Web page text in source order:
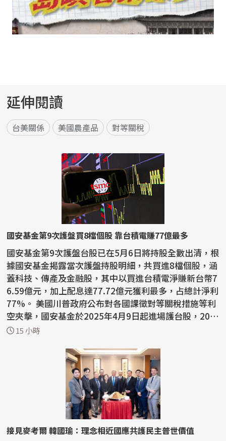
延伸閱讀
台美關係 美國農產品 對等關稅
國安基金第9次護盤買8檔個股 靠台積電賺77億最多
國安基金第9次護盤台股已在5月6日將持股全數出清，根
據國安基金揭露當次護盤持股明細，共買進8檔個股，涵
蓋科技、傳產及金融股，其中以買進台積電淨賺新台幣7
6.59億元，加上配息達77.72億元獲利最多，占總計淨利
77%。 美國川普政府公布對各國課徵對等關稅措施等利
空夾擊，國安基金於2025年4月9日起進場護台股，202
6...15 小時
接見麥考爾 韓國瑜：理念相近國應共護民主普世價值